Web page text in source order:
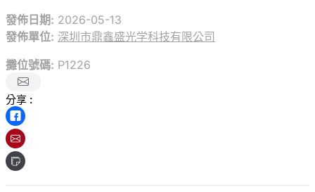
發佈日期: 2026-05-13
發佈單位: 深圳市鼎鑫盛光学科技有限公司
攤位號碼: P1226
分享 :